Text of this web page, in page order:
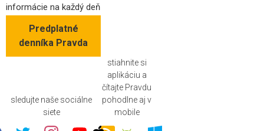
informácie na každý deň
Predplatné
denníka Pravda
sledujte naše sociálne
siete
stiahnite si
aplikáciu a
čítajte Pravdu
pohodlne aj v
mobile